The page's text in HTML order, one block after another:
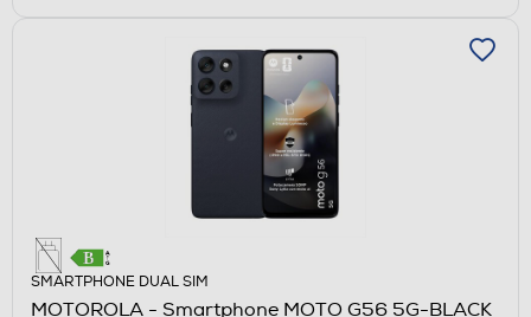
SMARTPHONE DUAL SIM
MOTOROLA - Smartphone MOTO G56 5G-BLACK